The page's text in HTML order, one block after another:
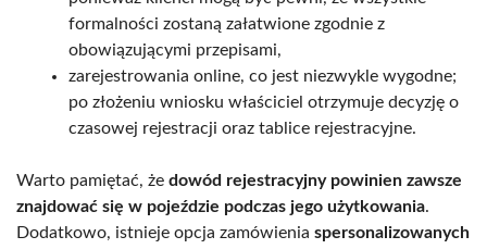
formalności zostaną załatwione zgodnie z
obowiązującymi przepisami,
zarejestrowania online, co jest niezwykle wygodne;
po złożeniu wniosku właściciel otrzymuje decyzję o
czasowej rejestracji oraz tablice rejestracyjne.
Warto pamiętać, że dowód rejestracyjny powinien zawsze
znajdować się w pojeździe podczas jego użytkowania.
Dodatkowo, istnieje opcja zamówienia spersonalizowanych